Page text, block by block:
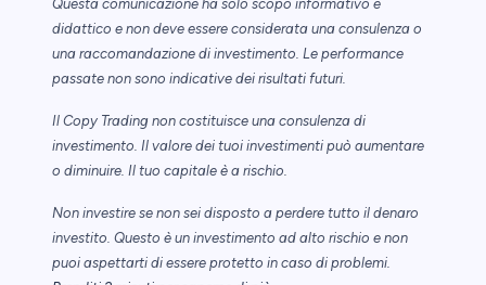
Questa comunicazione ha solo scopo informativo e
didattico e non deve essere considerata una consulenza o
una raccomandazione di investimento. Le performance
passate non sono indicative dei risultati futuri.
Il Copy Trading non costituisce una consulenza di
investimento. Il valore dei tuoi investimenti può aumentare
o diminuire. Il tuo capitale è a rischio.
Non investire se non sei disposto a perdere tutto il denaro
investito. Questo è un investimento ad alto rischio e non
puoi aspettarti di essere protetto in caso di problemi.